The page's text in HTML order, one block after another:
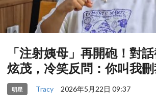
「注射姨母」再開砲！對
炫茂，冷笑反問：你叫我
明星 Tracy 2026年5月22日 09:37